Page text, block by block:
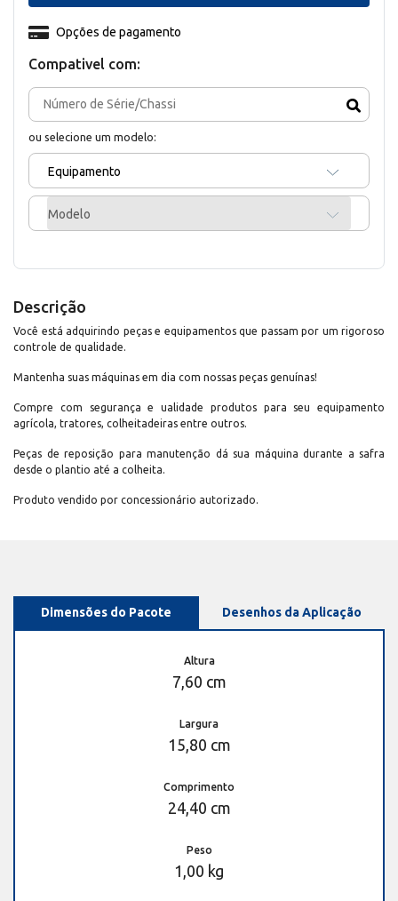
Compativel com:
ou selecione um modelo:
Equipamento
Modelo
Opções de pagamento
Descrição
Você está adquirindo peças e equipamentos que passam por um rigoroso
controle de qualidade.
Mantenha suas máquinas em dia com nossas peças genuínas!
Compre com segurança e ualidade produtos para seu equipamento
agrícola, tratores, colheitadeiras entre outros.
Peças de reposição para manutenção dá sua máquina durante a safra
desde o plantio até a colheita.
Produto vendido por concessionário autorizado.
Dimensões do Pacote Desenhos da Aplicação
Altura
7,60 cm
Largura
15,80 cm
Comprimento
24,40 cm
Peso
1,00 kg